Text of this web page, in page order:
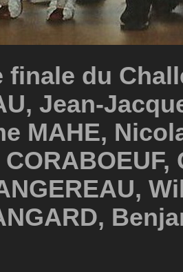
finale du
Jean-
MAHE,